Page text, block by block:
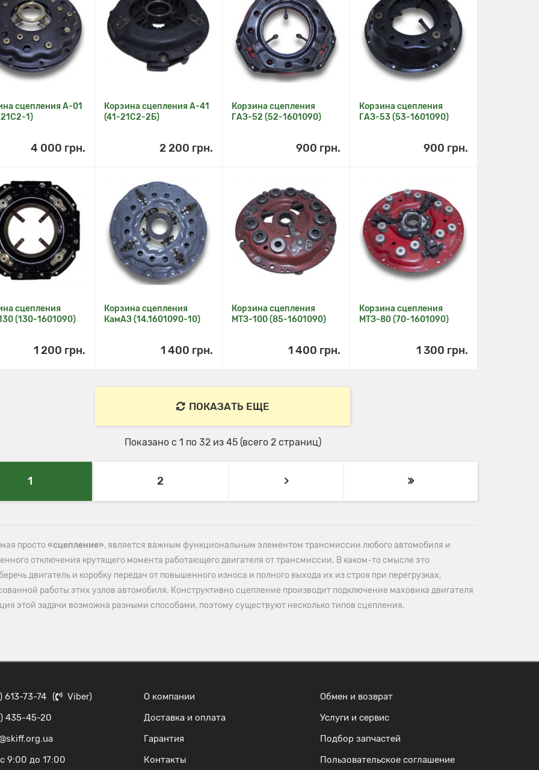
сцепления А-01
1)
4 000 грн.
Корзина сцепления А-41
(41-21С2-2Б)
2 200 грн.
Корзина сцепления
ГАЗ-52 (52-1601090)
900 грн.
Корзина сцепления
ГАЗ-53 (53-1601090)
900 грн.
сцепления
(130-1601090)
1 200 грн.
Корзина сцепления
КамАЗ (14.1601090-10)
1 400 грн.
Корзина сцепления
МТЗ-100 (85-1601090)
1 400 грн.
Корзина сцепления
МТЗ-80 (70-1601090)
1 300 грн.
ПОКАЗАТЬ ЕЩЕ
Показано с 1 по 32 из 45 (всего 2 страниц)
1 2
просто«сцепление», является важным функциональным элементом трансмиссии любого автомобиля и
отключения крутящего момента работающего двигателя от трансмиссии. В каком-то смысле это
двигатель и коробку передач от повышенного износа и полного выхода их из строя при перегрузках,
работы этих узлов автомобиля. Конструктивно сцепление производит подключение маховика двигателя
этой задачи возможна разными способами, поэтому существуют несколько типов сцепления.
613-73-74 ( Viber)
435-45-20
9:00 до 17:00
О компании
Доставка и оплата
Гарантия
Контакты
Обмен и возврат
Услуги и сервис
Подбор запчастей
Пользовательское соглашение